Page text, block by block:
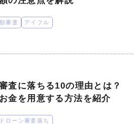
審査 アイフル
査に落ちる10の理由とは？
金を用意する方法を紹介
ローン審査落ち